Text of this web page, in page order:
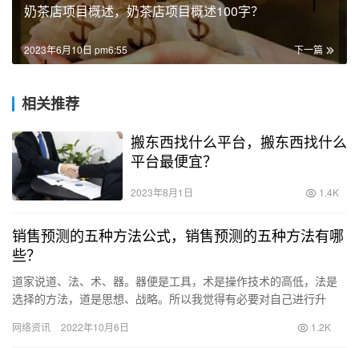
奶茶店项目概述，奶茶店项目概述100字？
下一篇
2023年6月10日 pm6:55
相关推荐
搬东西找什么平台，搬东西找什么
平台最便宜？
2023年8月1日 1.4K
销售预测的五种方法公式，销售预测的五种方法有哪
些？
道家说道、法、术、器。器便是工具，术是操作技术的高低，法是
选择的方法，道是思想、战略。所以我觉得有必要对自己进行升
性预…
网络资讯 2022年10月6日 1.2K